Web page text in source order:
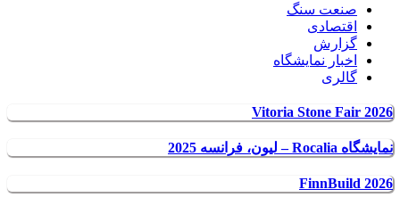
صنعت سنگ
اقتصادی
گزارش
اخبار نمایشگاه
گالری
Vitoria Stone Fair 2026
نمایشگاه Rocalia – لیون، فرانسه 2025
FinnBuild 2026